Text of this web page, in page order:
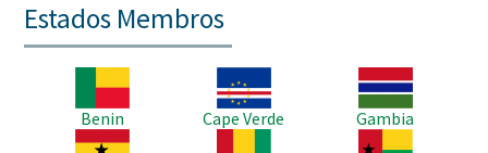
Estados Membros
Benin
Imagem
Cape Verde
Imagem
Gambia
Imagem
Imagem